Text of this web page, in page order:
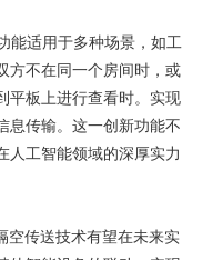
适用于多种场景，如工
方不在同一个房间时，或
平板上进行查看时。实现
息传输。这一创新功能不
人工智能领域的深厚实力
传送技术有望在未来实